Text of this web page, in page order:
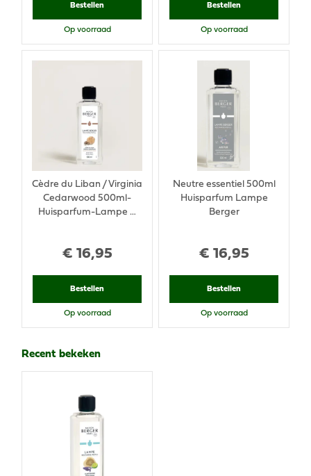
Bestellen
Op voorraad
Bestellen
Op voorraad
€ 16,95
Cèdre du Liban / Virginia
Cedarwood 500ml-
Huisparfum-Lampe …
Bestellen
Op voorraad
€ 16,95
Neutre essentiel 500ml
Huisparfum Lampe
Berger
Bestellen
Op voorraad
Recent bekeken